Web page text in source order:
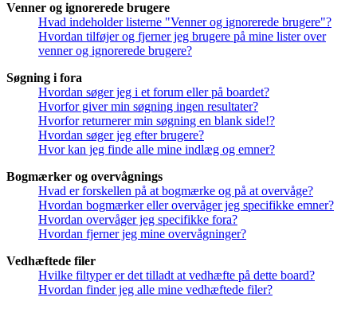
Venner og ignorerede brugere
Hvad indeholder listerne "Venner og ignorerede brugere"?
Hvordan tilføjer og fjerner jeg brugere på mine lister over
venner og ignorerede brugere?
Søgning i fora
Hvordan søger jeg i et forum eller på boardet?
Hvorfor giver min søgning ingen resultater?
Hvorfor returnerer min søgning en blank side!?
Hvordan søger jeg efter brugere?
Hvor kan jeg finde alle mine indlæg og emner?
Bogmærker og overvågnings
Hvad er forskellen på at bogmærke og på at overvåge?
Hvordan bogmærker eller overvåger jeg specifikke emner?
Hvordan overvåger jeg specifikke fora?
Hvordan fjerner jeg mine overvågninger?
Vedhæftede filer
Hvilke filtyper er det tilladt at vedhæfte på dette board?
Hvordan finder jeg alle mine vedhæftede filer?